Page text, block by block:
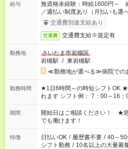
給与
無資格未経験：時給1600円～
／週払い制度あり（月払いも選
了次第のお支払いとなります。
交通費別途支給あり
交通費 交通費支給※規定有
勤務地
さいたま市岩槻区
岩槻駅 / 東岩槻駅
≪勤務地が選べる≫病院での
勤務時間
★1日6時間～の時短シフトOK ★都合に合わせてシフトが決めら
れます シフト例： 7：00～16
18：00 11：00～20：00 など ※Wワークの場合、他のお仕事と
合わせ週40時間超の就業はご
週20時間以上勤務は社会保険へ
派遣法（日雇い派遣の原則禁止
業はご案内が難しい場合があり
期間
開始日はご相談ください！ ★
でも働けます！
特徴 日払いOK / 履歴書不要 / 40～50
シフト勤務 / 10名以上の大量募